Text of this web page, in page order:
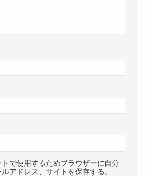
トで使用するためブラウザーに自分
アドレス、サイトを保存する。